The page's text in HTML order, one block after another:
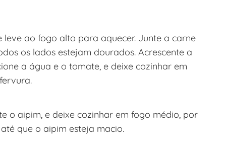
ao fogo alto para aquecer. Junte a carne
os lados estejam dourados. Acrescente a
a água e o tomate, e deixe cozinhar em
o aipim, e deixe cozinhar em fogo médio, por
que o aipim esteja macio.